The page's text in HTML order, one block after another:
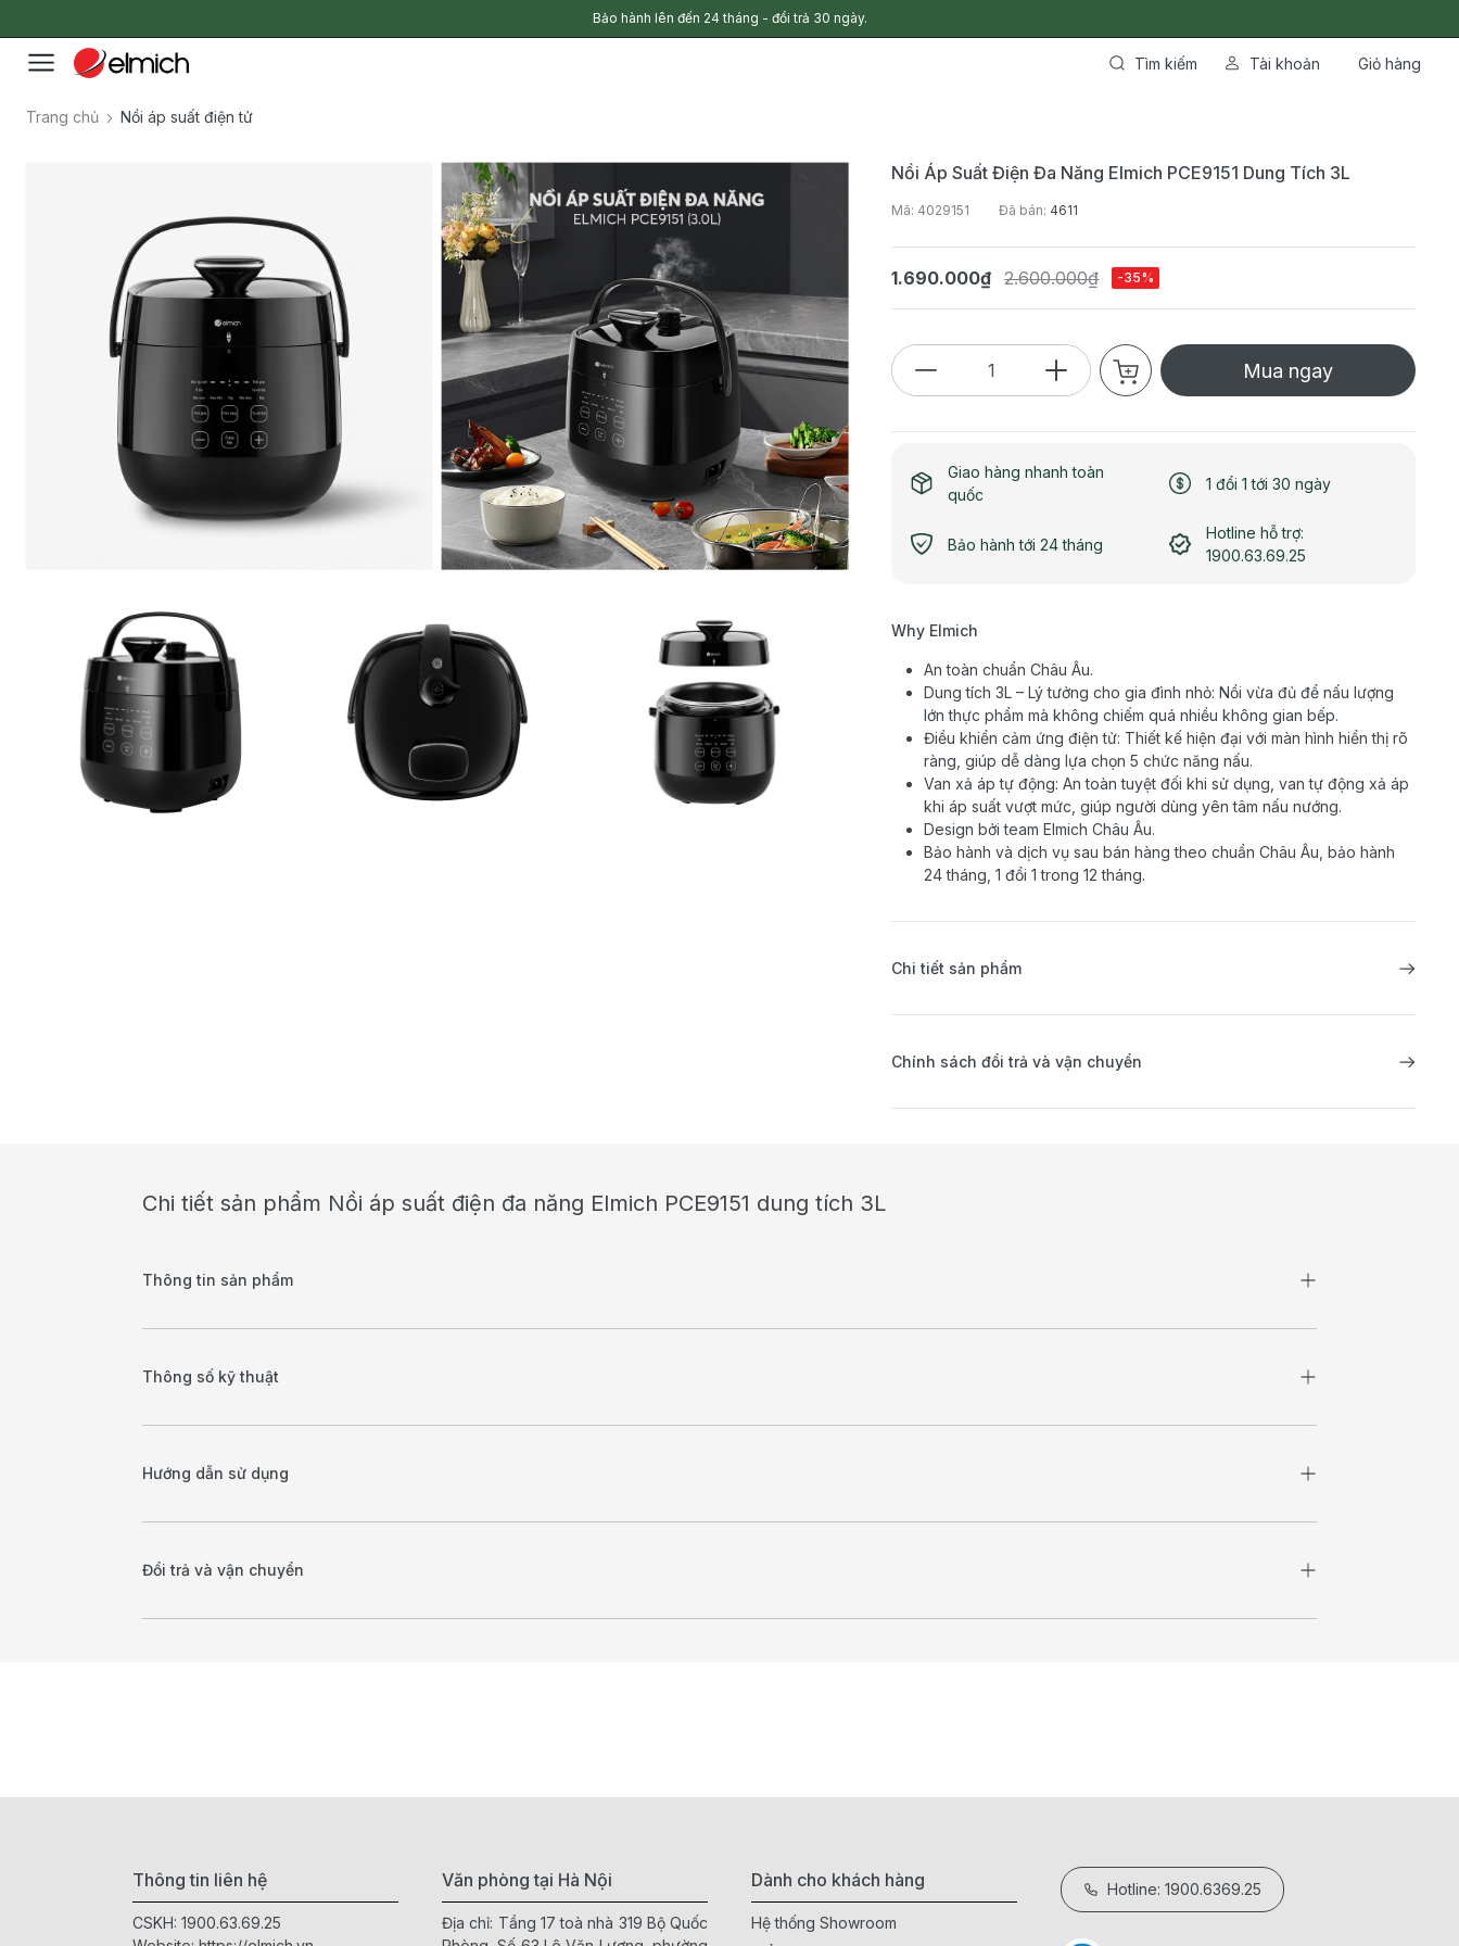
Bảo hành lên đến 24 tháng - đổi trả 30 ngày.
Tìm kiếm Tài khoản Giỏ hàng
Trang chủ Nồi áp suất điện tử
Nồi Áp Suất Điện Đa Năng Elmich PCE9151 Dung Tích 3L
Mã: 4029151 Đã bán:4611
1.690.000₫ 2.600.000₫ -35%
Mua ngay
Giao hàng nhanh toàn
quốc
1 đổi 1 tới 30 ngày
Bảo hành tới 24 tháng
Hotline hỗ trợ:
1900.63.69.25
Why Elmich
An toàn chuẩn Châu Âu.
Dung tích 3L – Lý tưởng cho gia đình nhỏ: Nồi vừa đủ để nấu lượng
lớn thực phẩm mà không chiếm quá nhiều không gian bếp.
Điều khiển cảm ứng điện tử: Thiết kế hiện đại với màn hình hiển thị rõ
ràng, giúp dễ dàng lựa chọn 5 chức năng nấu.
Van xả áp tự động: An toàn tuyệt đối khi sử dụng, van tự động xả áp
khi áp suất vượt mức, giúp người dùng yên tâm nấu nướng.
Design bởi team Elmich Châu Âu.
Bảo hành và dịch vụ sau bán hàng theo chuẩn Châu Âu, bảo hành
24 tháng, 1 đổi 1 trong 12 tháng.
Chi tiết sản phẩm
Chính sách đổi trả và vận chuyển
Chi tiết sản phẩm Nồi áp suất điện đa năng Elmich PCE9151 dung tích 3L
Thông tin sản phẩm
Thông số kỹ thuật
Hướng dẫn sử dụng
Đổi trả và vận chuyển
Thông tin liên hệ
CSKH: 1900.63.69.25
Văn phòng tại Hà Nội
Địa chỉ: Tầng 17 toà nhà 319 Bộ Quốc
Dành cho khách hàng
Hệ thống Showroom
Hotline: 1900.6369.25